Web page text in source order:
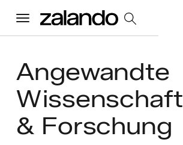
Menu
Alle Jobs
Startseite
Angewandte
Wissenschaft
& Forschung